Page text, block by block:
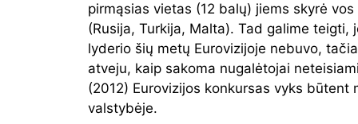
pirmąsias vietas (12 balų) jiems skyrė
(Rusija, Turkija, Malta). Tad galime teigti,
lyderio šių metų Eurovizijoje nebuvo,
atveju, kaip sakoma nugalėtojai
(2012) Eurovizijos konkursas vyks būtent
valstybėje.